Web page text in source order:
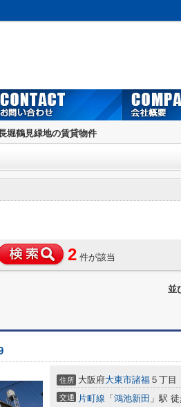
堀鶴見緑地の賃貸物件
2 件が該当
並
住所 大阪府大東市諸福 ５丁目
交通 片町線 「 鴻池新田 」駅